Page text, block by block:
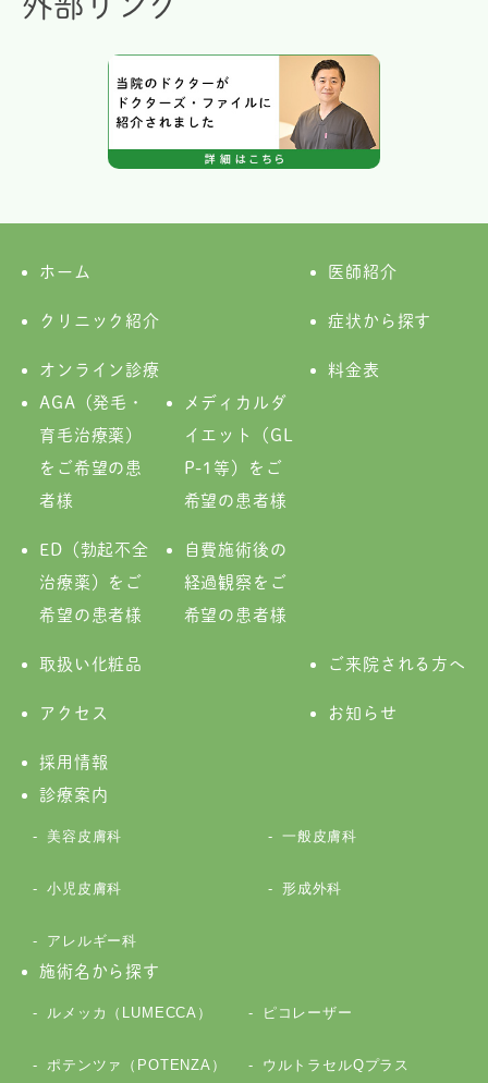
ホーム 医師紹介
クリニック紹介 症状から探す
オンライン診療
AGA（発毛・
育毛治療薬）
をご希望の患
者様
メディカルダ
イエット（GL
P-1等）をご
希望の患者様
ED（勃起不全
治療薬）をご
希望の患者様
自費施術後の
経過観察をご
希望の患者様
料金表
取扱い化粧品 ご来院される方へ
アクセス お知らせ
採用情報
診療案内
美容皮膚科 一般皮膚科
小児皮膚科 形成外科
アレルギー科
施術名から探す
ルメッカ（LUMECCA） ピコレーザー
ポテンツァ（POTENZA） ウルトラセルQプラス